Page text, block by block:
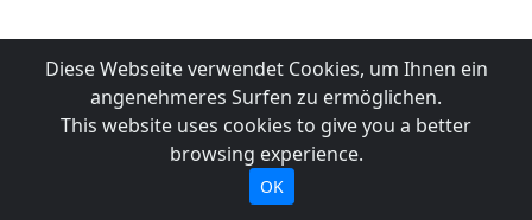
Diese Webseite verwendet Cookies, um Ihnen ein
angenehmeres Surfen zu ermöglichen.
This website uses cookies to give you a better
browsing experience.
OK